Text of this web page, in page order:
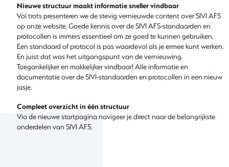
Nieuwe structuur maakt informatie sneller vindbaar
Vol trots presenteren we de stevig vernieuwde content over SIVI AFS
op onze website. Goede kennis over de SIVI AFS-standaarden en
protocollen is immers essentieel om ze goed te kunnen gebruiken.
Een standaard of protocol is pas waardevol als je ermee kunt werken.
En juist dat was het uitgangspunt van de vernieuwing.
Toegankelijker en makkelijker vindbaar! Alle informatie en
documentatie over de SIVI-standaarden en protocollen in een nieuw
jasje.
Compleet overzicht in één structuur
Via de nieuwe startpagina navigeer je direct naar de belangrijkste
onderdelen van SIVI AFS.